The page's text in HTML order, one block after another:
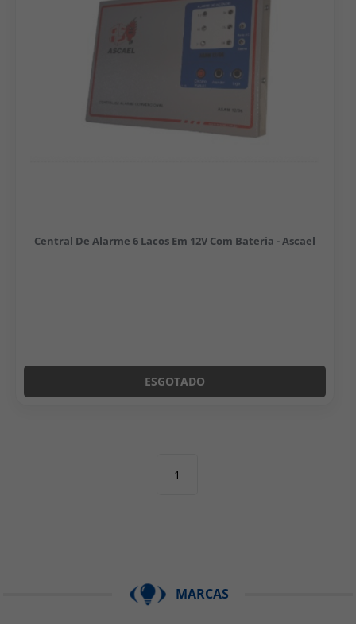
Central De Alarme 6 Lacos Em 12V Com Bateria - Ascael
ESGOTADO
1
MARCAS